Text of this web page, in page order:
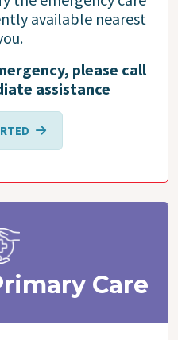
available nearest
please call
assistance
Care